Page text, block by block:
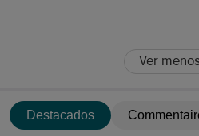
Ver
Destacados